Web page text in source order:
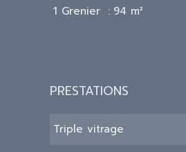
1 Grenier 94 m²
PRESTATIONS
Triple vitrage